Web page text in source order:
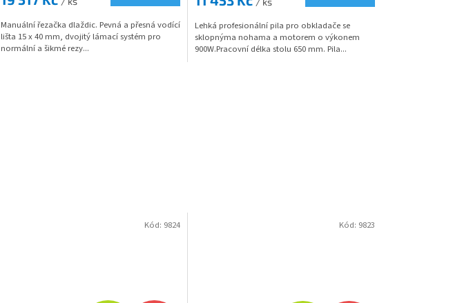
A
Manuální řezačka dlaždic. Pevná a přesná vodící
lišta 15 x 40 mm, dvojitý lámací systém pro
normální a šikmé rezy...
A
Lehká profesionální pila pro obkladače se
sklopnýma nohama a motorem o výkonem
900W.Pracovní délka stolu 650 mm. Pila...
Kód: 9824 Kód: 9823